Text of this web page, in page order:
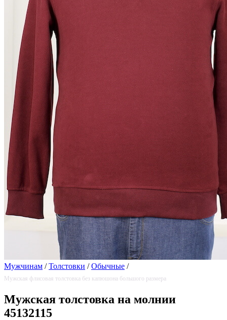
Мужчинам / Толстовки / Обычные /
Мужская флисовая толстовка без капюшона большого размера
Мужская толстовка на молнии
45132115